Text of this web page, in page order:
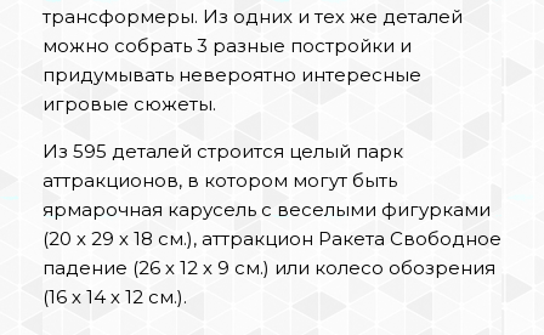
трансформеры. Из одних и тех же деталей
можно собрать 3 разные постройки и
придумывать невероятно интересные
игровые сюжеты.
Из 595 деталей строится целый парк
аттракционов, в котором могут быть
ярмарочная карусель с веселыми фигурками
(20 х 29 х 18 см.), аттракцион Ракета Свободное
падение (26 х 12 х 9 см.) или колесо обозрения
(16 х 14 х 12 см.).